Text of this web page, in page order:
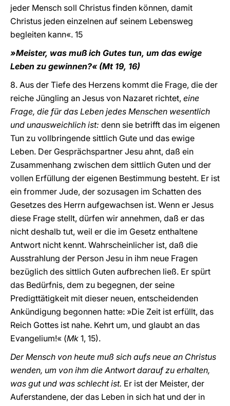
jeder Mensch soll Christus finden können, damit
Christus jeden einzelnen auf seinem Lebensweg
begleiten kann«. 15
»Meister, was muß ich Gutes tun, um das ewige
Leben zu gewinnen?« (Mt 19, 16)
8. Aus der Tiefe des Herzens kommt die Frage, die der
reiche Jüngling an Jesus von Nazaret richtet, eine
Frage, die für das Leben jedes Menschen wesentlich
und unausweichlich ist: denn sie betrifft das im eigenen
Tun zu vollbringende sittlich Gute und das ewige
Leben. Der Gesprächspartner Jesu ahnt, daß ein
Zusammenhang zwischen dem sittlich Guten und der
vollen Erfüllung der eigenen Bestimmung besteht. Er ist
ein frommer Jude, der sozusagen im Schatten des
Gesetzes des Herrn aufgewachsen ist. Wenn er Jesus
diese Frage stellt, dürfen wir annehmen, daß er das
nicht deshalb tut, weil er die im Gesetz enthaltene
Antwort nicht kennt. Wahrscheinlicher ist, daß die
Ausstrahlung der Person Jesu in ihm neue Fragen
bezüglich des sittlich Guten aufbrechen ließ. Er spürt
das Bedürfnis, dem zu begegnen, der seine
Predigttätigkeit mit dieser neuen, entscheidenden
Ankündigung begonnen hatte: »Die Zeit ist erfüllt, das
Reich Gottes ist nahe. Kehrt um, und glaubt an das
Evangelium!« (Mk 1, 15).
Der Mensch von heute muß sich aufs neue an Christus
wenden, um von ihm die Antwort darauf zu erhalten,
was gut und was schlecht ist. Er ist der Meister, der
Auferstandene, der das Leben in sich hat und der in